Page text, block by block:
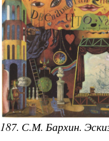
187. С.М. Бархин.